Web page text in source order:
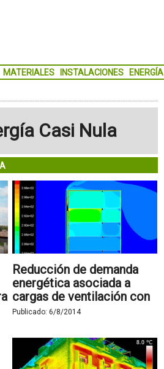
MATERIALES INSTALACIONES ENERGÍA
Casi Nula
Reducción de demanda
energética asociada a
cargas de ventilación con
sistemas de
mejora de la calidad
ambiental residencial
Publicado:6/8/2014